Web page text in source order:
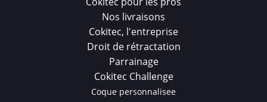
Nos livraisons
Cokitec, l'entreprise
Droit de rétractation
Parrainage
Cokitec Challenge
Coque personnalisee